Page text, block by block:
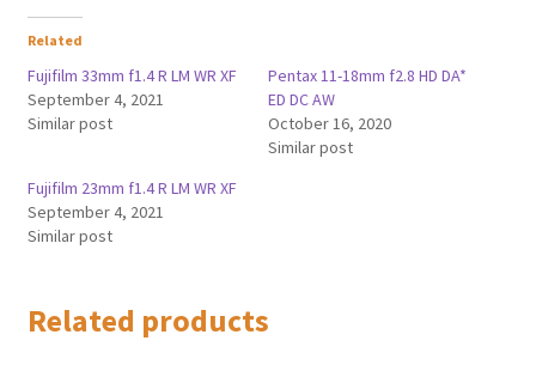
Related
Fujifilm 33mm f1.4 R LM WR XF
September 4, 2021
Similar post
Pentax 11-18mm f2.8 HD DA*
ED DC AW
October 16, 2020
Similar post
Fujifilm 23mm f1.4 R LM WR XF
September 4, 2021
Similar post
Related products